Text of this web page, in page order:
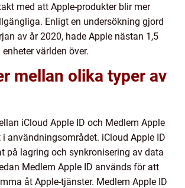
med att Apple-produkter blir mer
Enligt en undersökning gjord
av år 2020, hade Apple nästan 1,5
världen över.
mellan olika typer av
iCloud Apple ID och Medlem Apple
användningsområdet. iCloud Apple ID
på lagring och synkronisering av data
Medlem Apple ID används för att
åt Apple-tjänster. Medlem Apple ID